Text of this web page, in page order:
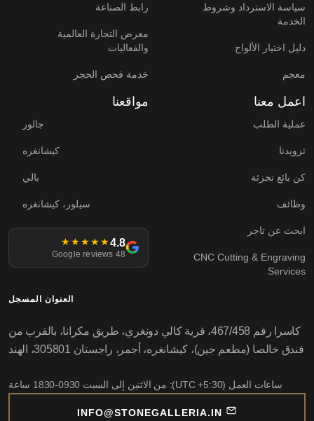
سياسة الاسترداد وشروط
الخدمة
دليل اختيار الألواح
معجم
رابط الصناعة
معرض التجارة العالمية
والفعاليات
خدمة فحص الحجر
اعمل معنا
عملية الطلب
تزويدنا
كن بائع تجزئة
وظائف
ابحث عن تاجر
CNC Cutting & Engraving
Services
مواقعنا
جالور
كيشانغره
بالي
سيلور، كيشانغره
4.8
★★★★★
48 Google reviews
العنوان المسجل
كاسرا رقم 467/458، قرية كالي دونغري، طريق مكرانا، بالقرب من
فندق خالصا (مطعم جين)، كيشانغره، أجمر، راجستان 305801، الهند
ساعات العمل (UTC +5:30): من الاثنين إلى السبت 0930-1830 ساعة
INFO@STONEGALLERIA.IN